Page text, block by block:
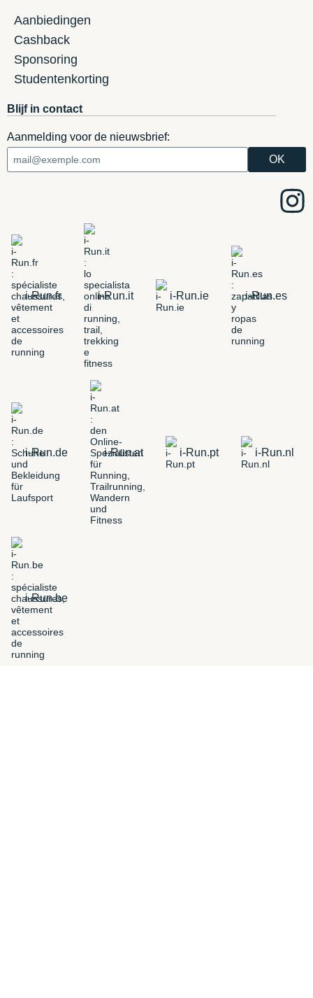
Aanbiedingen
Cashback
Sponsoring
Studentenkorting
Blijf in contact
Aanmelding voor de nieuwsbrief:
i-Run.fr i-Run.it i-Run.ie i-Run.es
i-Run.de i-Run.at i-Run.pt i-Run.nl
i-Run.be